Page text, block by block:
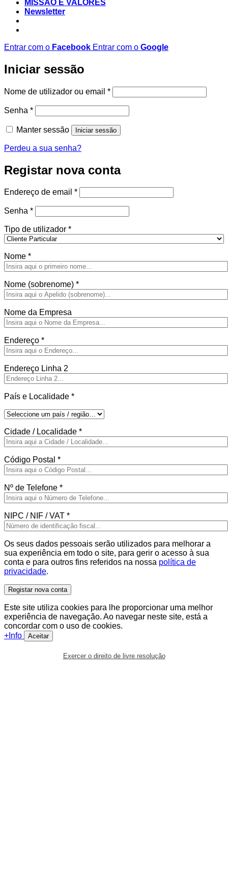
MISSÃO E VALORES
Newsletter
Entrar com o Facebook Entrar com o Google
Iniciar sessão
Nome de utilizador ou email *Obrigatório
Senha *Obrigatório
Manter sessão Iniciar sessão
Perdeu a sua senha?
Registar nova conta
Endereço de email *Obrigatório
Senha *Obrigatório
Tipo de utilizador *
Nome *
Nome (sobrenome) *
Nome da Empresa
Endereço *
Endereço Linha 2
País e Localidade *
Cidade / Localidade *
Código Postal *
Nº de Telefone *
NIPC / NIF / VAT *
Os seus dados pessoais serão utilizados para melhorar a
sua experiência em todo o site, para gerir o acesso à sua
conta e para outros fins referidos na nossa política de
privacidade.
Registar nova conta
Este site utiliza cookies para lhe proporcionar uma melhor
experiência de navegação. Ao navegar neste site, está a
concordar com o uso de cookies.
+Info
Aceitar
Exercer o direito de livre resolução